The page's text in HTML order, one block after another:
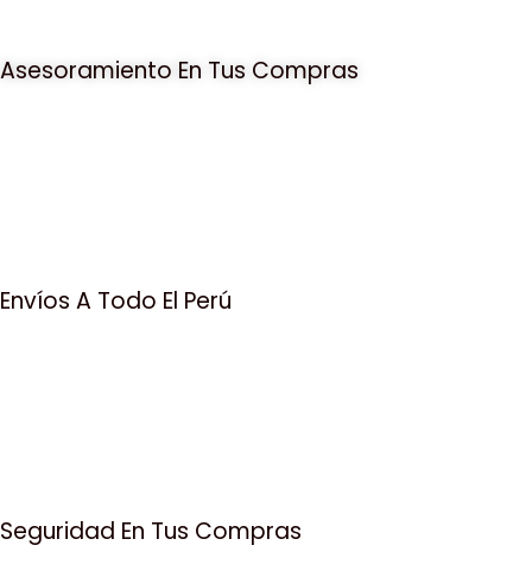
Asesoramiento En Tus Compras
Envíos A Todo El Perú
Seguridad En Tus Compras